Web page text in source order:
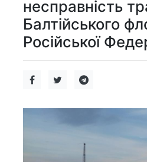
несправність
Балтійського
Російської